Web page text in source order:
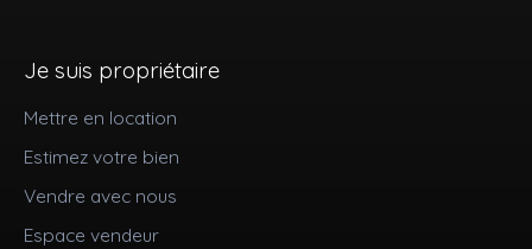
Je suis propriétaire
Mettre en location
Estimez votre bien
Vendre avec nous
Espace vendeur